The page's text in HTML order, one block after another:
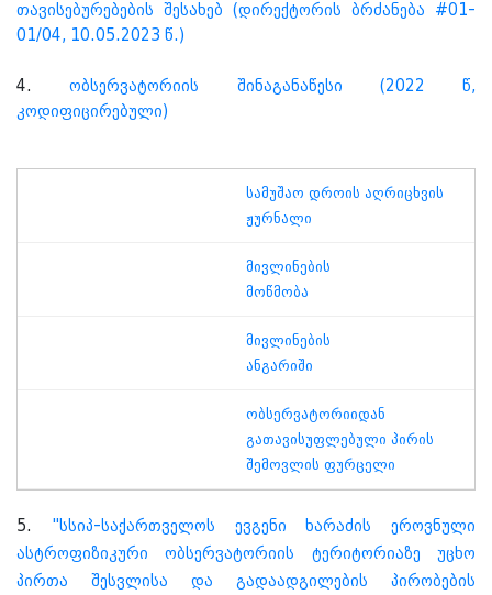
თავისებურებების შესახებ (დირექტორის ბრძანება #01-
01/04, 10.05.2023 წ.)
4.ობსერვატორიის შინაგანაწესი (2022 წ,
კოდიფიცირებული)
სამუშაო დროის აღრიცხვის
ჟურნალი
მივლინების
მოწმობა
მივლინების
ანგარიში
ობსერვატორიიდან
გათავისუფლებული პირის
შემოვლის ფურცელი
5. "სსიპ-საქართველოს ევგენი ხარაძის ეროვნული
ასტროფიზიკური ობსერვატორიის ტერიტორიაზე უცხო
პირთა შესვლისა და გადაადგილების პირობების